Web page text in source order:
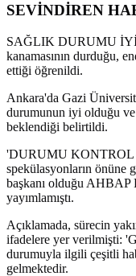
SEVİNDİREN
SAĞLIK DURUMU İYİ
kanamasının durduğu,
ettiği öğrenildi.
Ankara'da Gazi
durumunun iyi olduğu ve
beklendiği belirtildi.
'DURUMU KONTROL
spekülasyonların önüne
başkanı olduğu
yayımlamıştı.
Açıklamada, sürecin
ifadelere yer verilmişti:
durumuyla ilgili çeşitli
gelmektedir.